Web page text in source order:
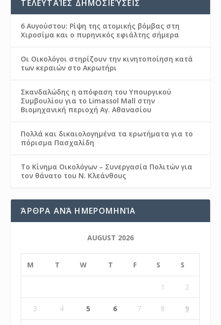
ΤΕΛΕΥΤΑΊΕΣ ΔΗΜΟΣΙΕΎΣΕΙΣ
6 Αυγούστου: Ρίψη της ατομικής βόμβας στη
Χιροσίμα και ο πυρηνικός εφιάλτης σήμερα
Οι Οικολόγοι στηρίζουν την κινητοποίηση κατά
των κεραιών στο Ακρωτήρι
Σκανδαλώδης η απόφαση του Υπουργικού
Συμβουλίου για το Limassol Mall στην
Βιομηχανική περιοχή Αγ. Αθανασίου
Πολλά και δικαιολογημένα τα ερωτήματα για το
πόρισμα Πασχαλίδη
Το Κίνημα Οικολόγων – Συνεργασία Πολιτών για
τον θάνατο του Ν. Κλεάνθους
ΆΡΘΡΑ ΑΝΆ ΗΜΕΡΟΜΗΝΊΑ
AUGUST 2026
M T W T F S S
1 2
3 4 5 6 7 8 9